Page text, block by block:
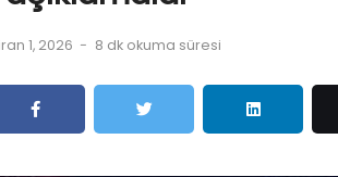
1, 2026 - 8 dk okuma süresi